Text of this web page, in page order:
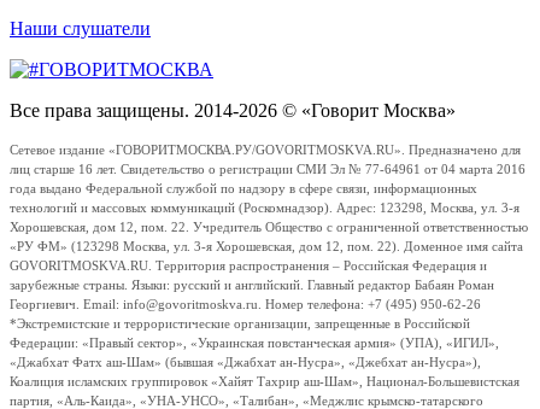
Наши слушатели
Все права защищены. 2014-2026 © «Говорит Москва»
Сетевое издание «ГОВОРИТМОСКВА.РУ/GOVORITMOSKVA.RU». Предназначено для
лиц старше 16 лет. Свидетельство о регистрации СМИ Эл № 77-64961 от 04 марта 2016
года выдано Федеральной службой по надзору в сфере связи, информационных
технологий и массовых коммуникаций (Роскомнадзор). Адрес: 123298, Москва, ул. 3-я
Хорошевская, дом 12, пом. 22. Учредитель Общество с ограниченной ответственностью
«РУ ФМ» (123298 Москва, ул. 3-я Хорошевская, дом 12, пом. 22). Доменное имя сайта
GOVORITMOSKVA.RU. Территория распространения – Российская Федерация и
зарубежные страны. Языки: русский и английский. Главный редактор Бабаян Роман
Георгиевич. Email: info@govoritmoskva.ru. Номер телефона: +7 (495) 950-62-26
*Экстремистские и террористические организации, запрещенные в Российской
Федерации: «Правый сектор», «Украинская повстанческая армия» (УПА), «ИГИЛ»,
«Джабхат Фатх аш-Шам» (бывшая «Джабхат ан-Нусра», «Джебхат ан-Нусра»),
Коалиция исламских группировок «Хайят Тахрир аш-Шам», Национал-Большевистская
партия, «Аль-Каида», «УНА-УНСО», «Талибан», «Меджлис крымско-татарского